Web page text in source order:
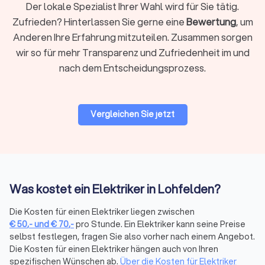
Er sorgt dafür, dass die Stromversorgung sicher und
zuverlässig funktioniert, und übernimmt Aufgaben wie die
Installation von Steckdosen, Schaltern, Sicherungskästen und
Beleuchtungssystemen.
Ein Elektroniker hingegen arbeitet oft in der Industrie und
beschäftigt sich mit komplexeren elektrischen und
und die Informationstechnik. Ein Elektroniker installiert, wartet
und repariert Systeme, die in der Produktion, in der IT oder in
Trustlocal hilft Ihnen, die richtige Fachkraft für Ihr
eine Hausinstallation oder einen Elektroniker für industrielle
Anwendungen benötigen – bei uns finden Sie den passenden
Experten. Indem Sie mehrere Angebote einholen und
vergleichen, können Sie sicherstellen, dass Sie den richtigen
Der lokale Spezialist Ihrer Wahl wird für Sie tätig.
Zufrieden? Hinterlassen Sie gerne eineBewertung, um
Anderen Ihre Erfahrung mitzuteilen. Zusammen sorgen
wir so für mehr Transparenz und Zufriedenheit im und
nach dem Entscheidungsprozess.
Vergleichen Sie jetzt
Was kostet ein Elektriker in Lohfelden?
Die Kosten für einen Elektriker liegen zwischen
€50,-und€ 70,-pro Stunde. Ein Elektriker kann seine Preise
selbst festlegen, fragen Sie also vorher nach einem Angebot.
Die Kosten für einen Elektriker hängen auch von Ihren
spezifischen Wünschen ab. Über die Kosten für Elektriker